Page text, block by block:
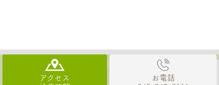
© マサキ歯科クリニックまで 都筑区（都筑ふれあいの丘駅）の歯医
者なら、駅徒歩2分、保険から自費治療まで幅広く対応できる審美治療
アクセス
お電話